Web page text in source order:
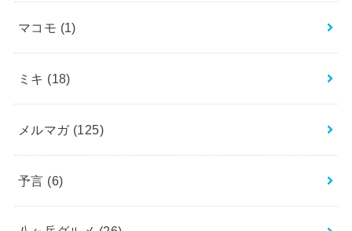
マコモ (1)
ミキ (18)
メルマガ (125)
予言 (6)